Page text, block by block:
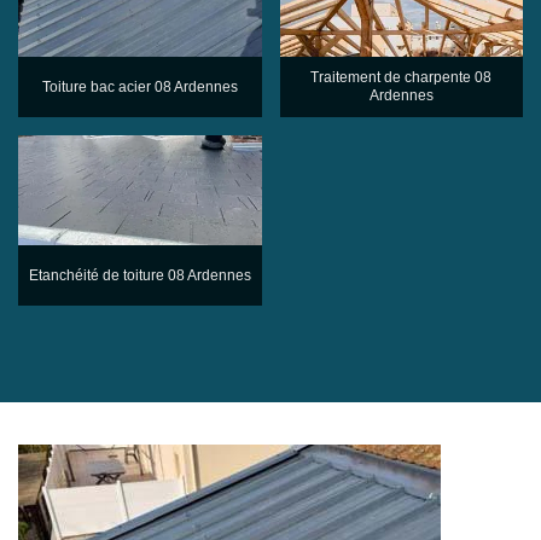
Toiture bac acier 08 Ardennes
Traitement de charpente 08
Ardennes
Etanchéité de toiture 08 Ardennes